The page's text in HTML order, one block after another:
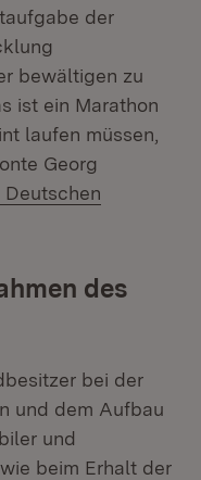
der
bewältigen zu
ist ein Marathon
laufen müssen,
Georg
Extern:
Deutschen
des
bei der
und dem Aufbau
und
beim Erhalt der